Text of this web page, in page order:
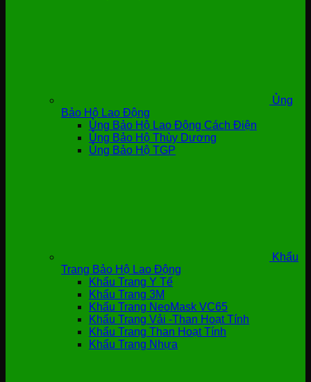
Ủng
Bảo Hộ Lao Động
Ủng Bảo Hộ Lao Động Cách Điện
Ủng Bảo Hộ Thùy Dương
Ủng Bảo Hộ TGP
Khẩu
Trang Bảo Hộ Lao Động
Khẩu Trang Y Tế
Khẩu Trang 3M
Khẩu Trang NeoMask VC65
Khẩu Trang Vải -Than Hoạt Tính
Khẩu Trang Than Hoạt Tính
Khẩu Trang Nhựa